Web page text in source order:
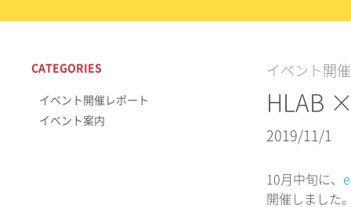
イベント開
HLAB
2019/11/1
10月中旬に、
開催しました
CATEGORIES
イベント開催レポート
イベント案内